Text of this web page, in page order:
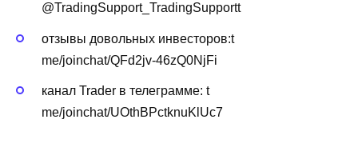
@TradingSupport_TradingSupportt
отзывы довольных инвесторов:t
me/joinchat/QFd2jv-46zQ0NjFi
канал Trader в телеграмме: t
me/joinchat/UOthBPctknuKlUc7